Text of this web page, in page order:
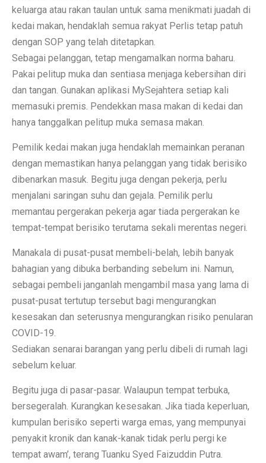
keluarga atau rakan taulan untuk sama menikmati juadah di
kedai makan, hendaklah semua rakyat Perlis tetap patuh
dengan SOP yang telah ditetapkan.
Sebagai pelanggan, tetap mengamalkan norma baharu.
Pakai pelitup muka dan sentiasa menjaga kebersihan diri
dan tangan. Gunakan aplikasi MySejahtera setiap kali
memasuki premis. Pendekkan masa makan di kedai dan
hanya tanggalkan pelitup muka semasa makan.
Pemilik kedai makan juga hendaklah memainkan peranan
dengan memastikan hanya pelanggan yang tidak berisiko
dibenarkan masuk. Begitu juga dengan pekerja, perlu
menjalani saringan suhu dan gejala. Pemilik perlu
memantau pergerakan pekerja agar tiada pergerakan ke
tempat-tempat berisiko terutama sekali merentas negeri.
Manakala di pusat-pusat membeli-belah, lebih banyak
bahagian yang dibuka berbanding sebelum ini. Namun,
sebagai pembeli janganlah mengambil masa yang lama di
pusat-pusat tertutup tersebut bagi mengurangkan
kesesakan dan seterusnya mengurangkan risiko penularan
COVID-19.
Sediakan senarai barangan yang perlu dibeli di rumah lagi
sebelum keluar.
Begitu juga di pasar-pasar. Walaupun tempat terbuka,
bersegeralah. Kurangkan kesesakan. Jika tiada keperluan,
kumpulan berisiko seperti warga emas, yang mempunyai
penyakit kronik dan kanak-kanak tidak perlu pergi ke
tempat awam’, terang Tuanku Syed Faizuddin Putra.